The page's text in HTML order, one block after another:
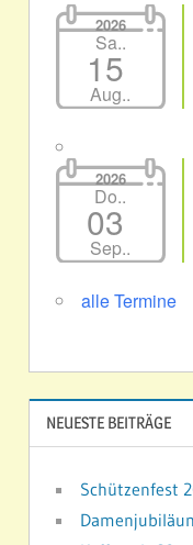
2026
Sa..
15
Aug..
2026
Do..
03
Sep..
alle Termine
NEUESTE BEITRÄGE
Schützenfest